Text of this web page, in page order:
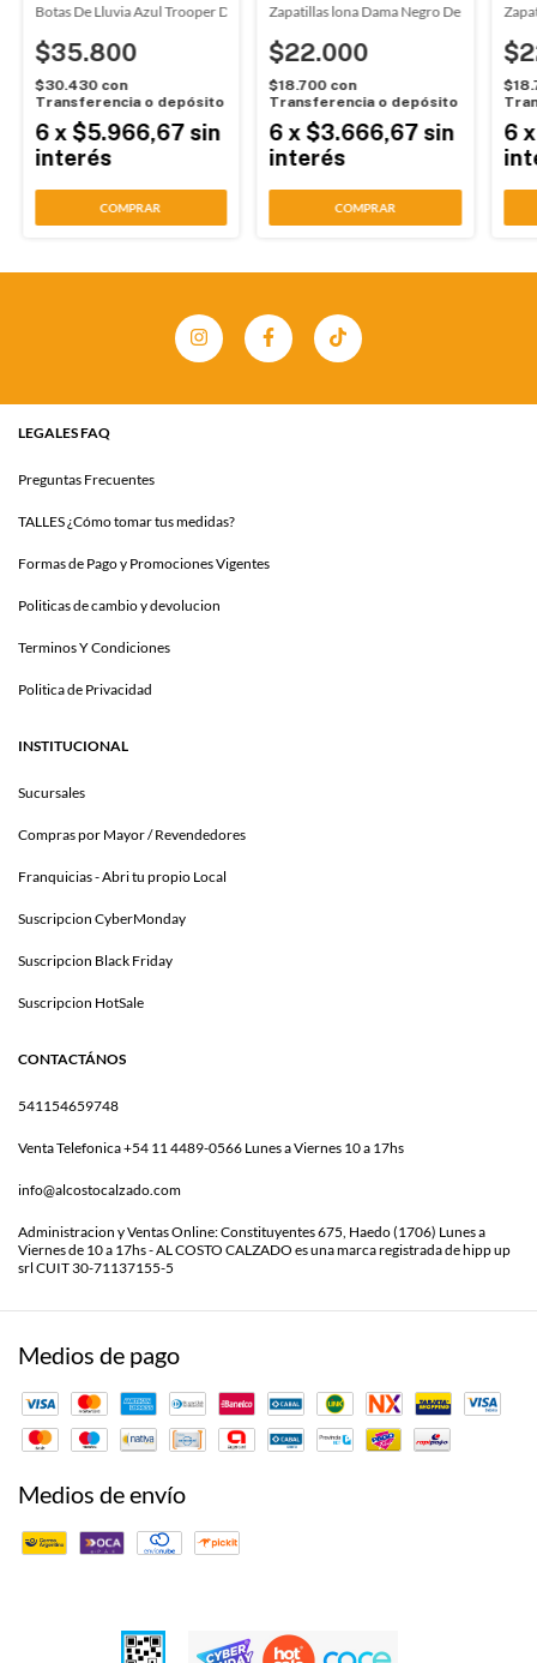
(5001)
Botas De Lluvia Azul Trooper Damalu (5021)
$35.800
$30.430 con
Transferencia o depósito
6 x$5.966,67 sin
interés
COMPRAR
Zapatillas lona Dama Negro Deli (3501)
$22.000
$18.700 con
Transferencia o depósito
6 x$3.666,67 sin
interés
COMPRAR
6
LEGALES FAQ
Preguntas Frecuentes
TALLES ¿Cómo tomar tus medidas?
Formas de Pago y Promociones Vigentes
Politicas de cambio y devolucion
Terminos Y Condiciones
Politica de Privacidad
INSTITUCIONAL
Sucursales
Compras por Mayor / Revendedores
Franquicias - Abri tu propio Local
Suscripcion CyberMonday
Suscripcion Black Friday
Suscripcion HotSale
CONTACTÁNOS
541154659748
Venta Telefonica +54 11 4489-0566 Lunes a Viernes 10 a 17hs
info@alcostocalzado.com
Administracion y Ventas Online: Constituyentes 675, Haedo (1706) Lunes a
Viernes de 10 a 17hs - AL COSTO CALZADO es una marca registrada de hipp up
srl CUIT 30-71137155-5
Medios de pago
Medios de envío